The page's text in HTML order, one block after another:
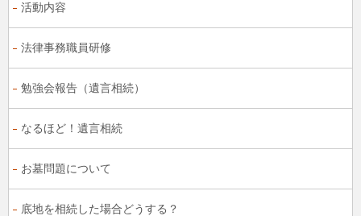
活動内容
法律事務職員研修
勉強会報告（遺言相続）
なるほど！遺言相続
お墓問題について
底地を相続した場合どうする？